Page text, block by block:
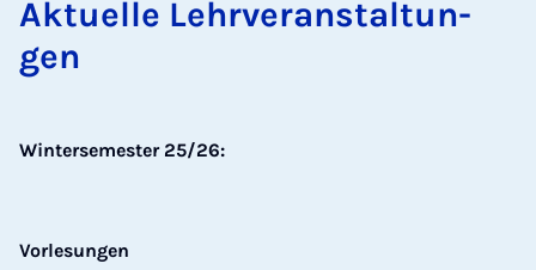
Ak­tu­el­le Lehr­ver­an­stal­tun­
gen
Wintersemester 25/26:
Vorlesungen